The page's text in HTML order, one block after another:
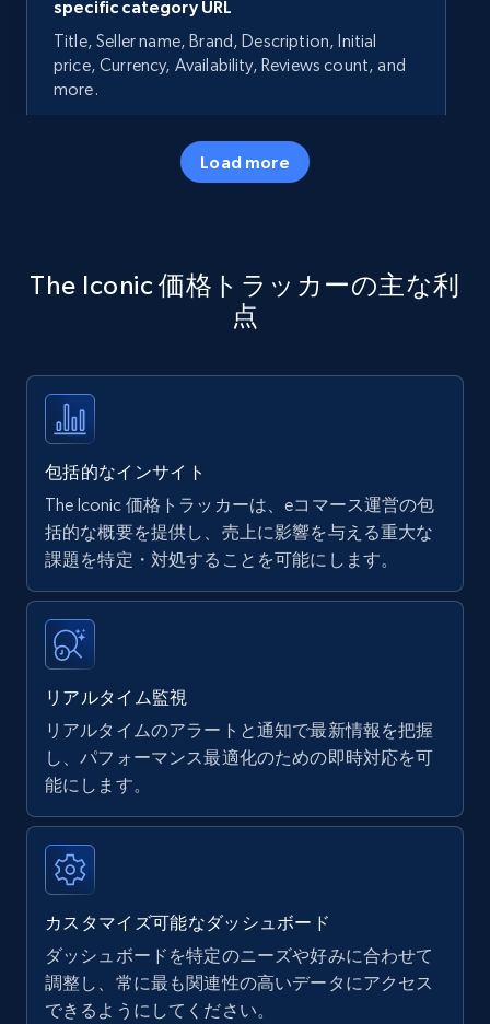
specific category URL
Title, Seller name, Brand, Description, Initial
price, Currency, Availability, Reviews count, and
more.
5.7K+ 今すぐ始める
specific keywords
Title, Seller name, Brand, Description, Initial
35.3K+
Amazon products - find products by using
upc numbers
Title, Seller name, Brand, Description, Initial
price, Currency, Availability, Reviews count, and
more.
35.3K+ 5.7K+
URL, Product name, Product rating, Product
rating object, Product rating max, Rating,
Author name, Asin, and more.
7.4K+ 872+ 今すぐ始める
Load more
The Iconic 価格トラッカーの主な利
点
包括的なインサイト
The Iconic 価格トラッカーは、eコマース運営の包
括的な概要を提供し、売上に影響を与える重大な
課題を特定・対処することを可能にします。
リアルタイム監視
リアルタイムのアラートと通知で最新情報を把握
し、パフォーマンス最適化のための即時対応を可
能にします。
カスタマイズ可能なダッシュボード
ダッシュボードを特定のニーズや好みに合わせて
調整し、常に最も関連性の高いデータにアクセス
できるようにしてください。